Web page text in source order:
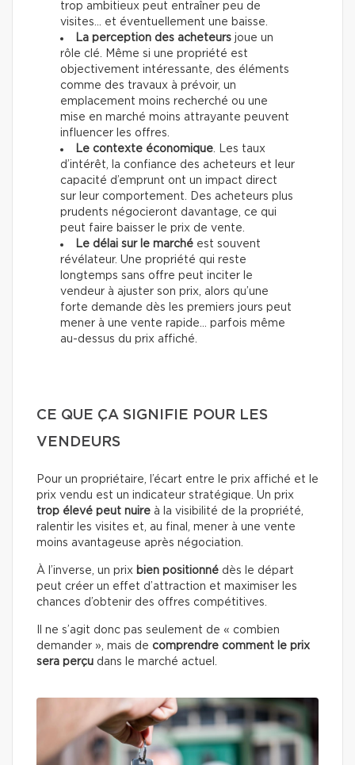
trop ambitieux peut entraîner peu de
visites… et éventuellement une baisse.
La perception des acheteurs joue un
rôle clé. Même si une propriété est
objectivement intéressante, des éléments
comme des travaux à prévoir, un
emplacement moins recherché ou une
mise en marché moins attrayante peuvent
influencer les offres.
Le contexte économique. Les taux
d’intérêt, la confiance des acheteurs et leur
capacité d’emprunt ont un impact direct
sur leur comportement. Des acheteurs plus
prudents négocieront davantage, ce qui
peut faire baisser le prix de vente.
Le délai sur le marché est souvent
révélateur. Une propriété qui reste
longtemps sans offre peut inciter le
vendeur à ajuster son prix, alors qu’une
forte demande dès les premiers jours peut
mener à une vente rapide… parfois même
au-dessus du prix affiché.
CE QUE ÇA SIGNIFIE POUR LES
VENDEURS
Pour un propriétaire, l’écart entre le prix affiché et le
prix vendu est un indicateur stratégique. Un prix
trop élevé peut nuire à la visibilité de la propriété,
ralentir les visites et, au final, mener à une vente
moins avantageuse après négociation.
À l’inverse, un prix bien positionné dès le départ
peut créer un effet d’attraction et maximiser les
chances d’obtenir des offres compétitives.
Il ne s’agit donc pas seulement de « combien
demander », mais de comprendre comment le prix
sera perçu dans le marché actuel.